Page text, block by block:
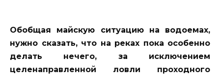
Обобщая майскую ситуацию на водоемах,
нужно сказать, что на реках пока особенно
делать нечего, за исключением
целенаправленной ловли проходного